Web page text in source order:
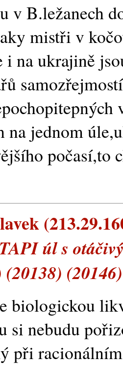
v B.ležanech
mistři v
na ukrajině
na jednom
počasí,to
úl s
(20138)
biologickou
si nebudu
při